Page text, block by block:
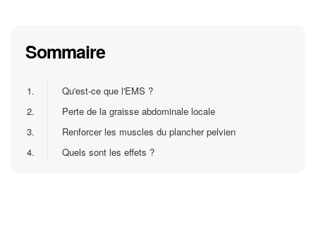
Sommaire
1.
Qu'est-ce que l'EMS ?
2.
Perte de la graisse abdominale locale
3.
Renforcer les muscles du plancher pelvien
4.
Quels sont les effets ?